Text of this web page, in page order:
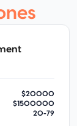
$20000
$1500000
20-79